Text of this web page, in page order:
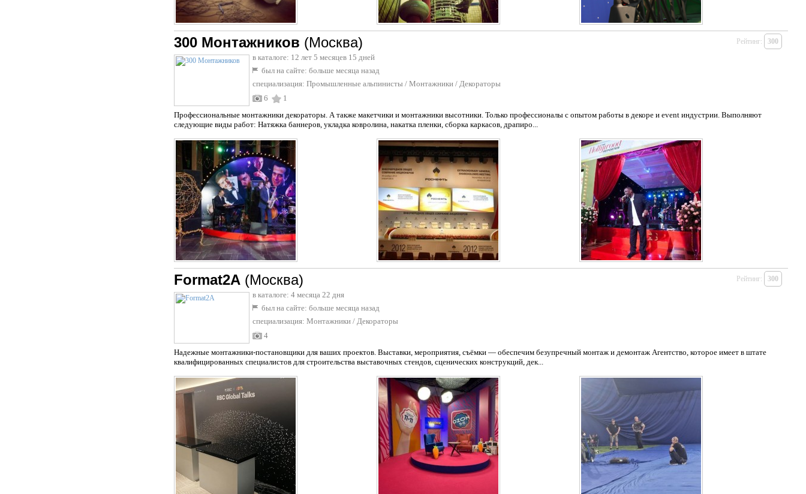
300 Монтажников (Москва)
в каталоге: 12 лет 5 месяцев 15 дней
был на сайте: больше месяца назад
специализация: Промышленные альпинисты / Монтажники / Декораторы
6
1
Профессиональные монтажники декораторы. А также макетчики и монтажники высотники. Только профессионалы с опытом работы в декоре и event индустрии. Выполняют
следующие виды работ: Натяжка баннеров, укладка ковролина, накатка пленки, сборка каркасов, драпиро...
Рейтинг: 300
Format2A (Москва)
в каталоге: 4 месяца 22 дня
был на сайте: больше месяца назад
специализация: Монтажники / Декораторы
4
Надежные монтажники-постановщики для ваших проектов. Выставки, мероприятия, съёмки — обеспечим безупречный монтаж и демонтаж Агентство, которое имеет в штате
квалифицированных специалистов для строительства выставочных стендов, сценических конструкций, дек...
Рейтинг: 300